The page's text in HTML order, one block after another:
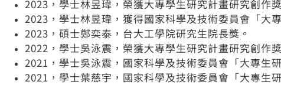
2023，學士林昱瑋，榮獲大專學生研究計畫研究創作獎
2023，學士林昱瑋，獲得國家科學及技術委員會「大
2023，碩士鄭奕泰，台大工學院研究生院長獎。
2022，學士吳泳震，榮獲大專學生研究計畫研究創作獎
2021，學士吳泳震，國家科學及技術委員會「大專生
2021，學士葉慈宇，國家科學及技術委員會「大專生